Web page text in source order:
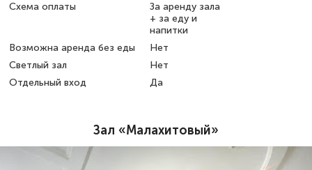
Схема оплаты
За аренду зала
+ за еду и
напитки
Возможна аренда без еды
Нет
Светлый зал
Нет
Отдельный вход
Да
Зал «Малахитовый»